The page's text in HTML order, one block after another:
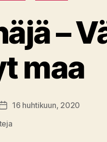
–
maa
Julkaisupäivämäärä
16 huhtikuun, 2020
artikkeliin